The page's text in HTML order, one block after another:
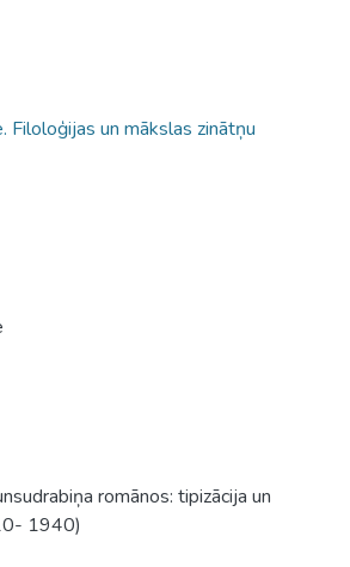
Filoloģijas un mākslas zinātņu
romānos: tipizācija un
1940)